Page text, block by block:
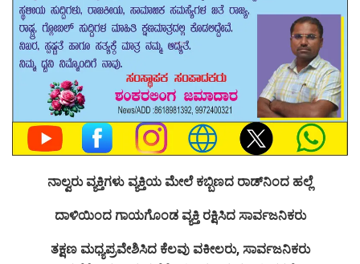
ನಾಲ್ವರು ವ್ಯಕ್ತಿಗಳು ವ್ಯಕ್ತಿಯ ಮೇಲೆ ಕಬ್ಬಿಣದ ರಾಡ್‌ನಿಂದ ಹಲ್ಲೆ
ದಾಳಿಯಿಂದ ಗಾಯಗೊಂಡ ವ್ಯಕ್ತಿ ರಕ್ಷಿಸಿದ ಸಾರ್ವಜನಿಕರು
ತಕ್ಷಣ ಮಧ್ಯಪ್ರವೇಶಿಸಿದ ಕೆಲವು ವಕೀಲರು, ಸಾರ್ವಜನಿಕರು